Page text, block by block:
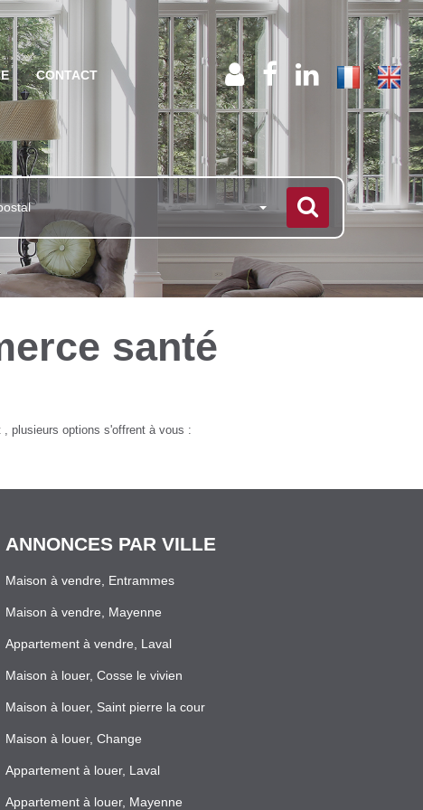
CONTACT
santé
plusieurs options s'offrent à vous :
ANNONCES PAR VILLE
Maison à vendre, Entrammes
Maison à vendre, Mayenne
Appartement à vendre, Laval
Maison à louer, Cosse le vivien
Maison à louer, Saint pierre la cour
Maison à louer, Change
Appartement à louer, Laval
Appartement à louer, Mayenne